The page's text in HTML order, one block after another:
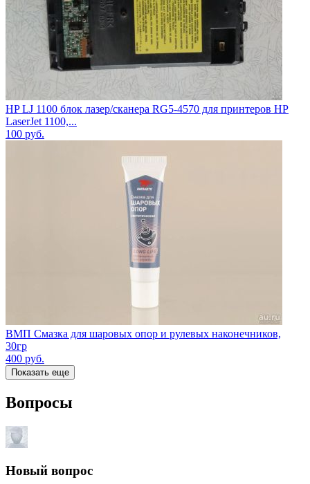
HP LJ 1100 блок лазер/сканера RG5-4570 для принтеров HP
LaserJet 1100,...
100 руб.
ВМП Смазка для шаровых опор и рулевых наконечников,
30гр
400 руб.
Показать еще
Вопросы
Новый вопрос